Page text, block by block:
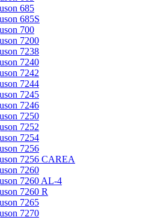
685
685S
700
7200
7238
7240
7242
7244
7245
7246
7250
7252
7254
7256
7256 CAREA
7260
7260 AL-4
7260 R
7265
7270